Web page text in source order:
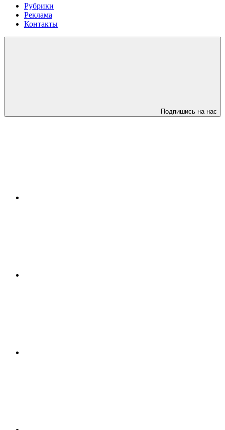
Рубрики
Реклама
Контакты
Подпишись на нас